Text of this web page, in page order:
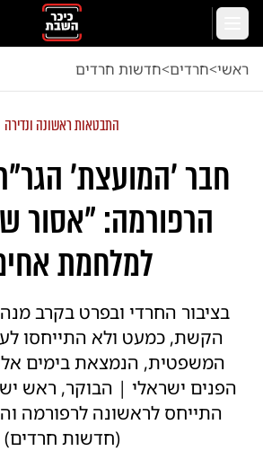
דלג לתוכן הראשי
ראשי<חרדים<חדשות חרדים
התבטאות ראשונה ונדירה
חבר 'המועצת'
הרפורמה: "אסור
למלחמת
בציבור החרדי ובפרט בקרב
הקשת, כמעט ולא התייחסו
המשפטית, הנמצאת בימים
הפנים ישראלי | הבוקר, ראש
התייחס לראשונה לרפורמה
(חדשות חרדים)